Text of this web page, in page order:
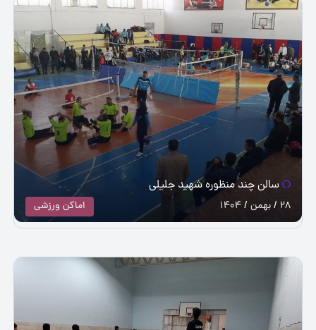
سالن چند منظوره شهید جلیلی
اماکن ورزشی 28 / بهمن / 1404